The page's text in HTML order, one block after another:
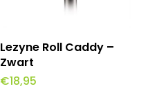
Toevoegen Aan
Winkelwagen
Lezyne Roll Caddy –
Zwart
€18,95